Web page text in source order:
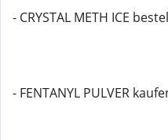
- CRYSTAL METH ICE
- FENTANYL PULVER